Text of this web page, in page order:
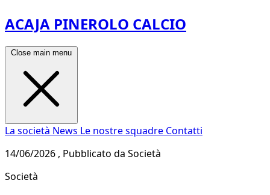
ACAJA PINEROLO CALCIO
Close main menu
La società News Le nostre squadre Contatti
14/06/2026 , Pubblicato da Società
Società